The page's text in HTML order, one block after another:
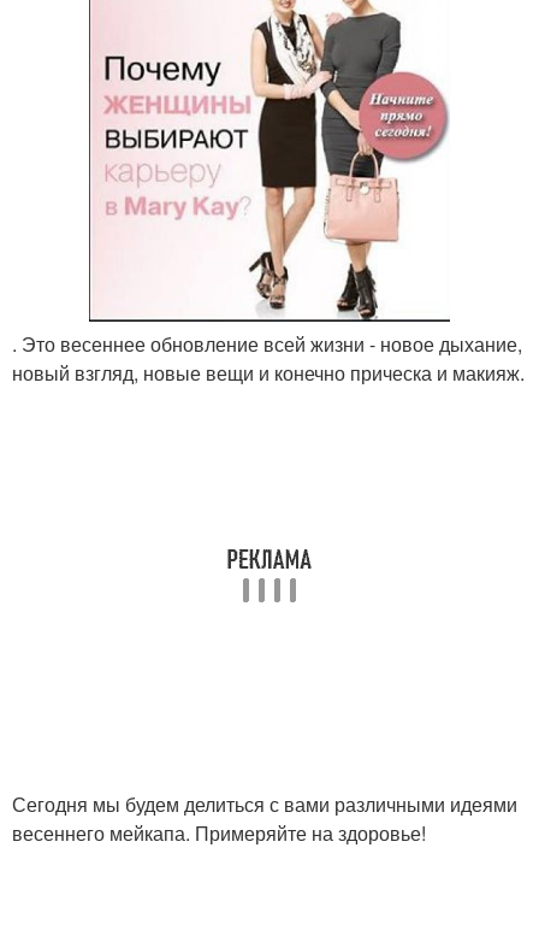
. Это весеннее обновление всей жизни - новое дыхание,
новый взгляд, новые вещи и конечно прическа и макияж.
Сегодня мы будем делиться с вами различными идеями
весеннего мейкапа. Примеряйте на здоровье!